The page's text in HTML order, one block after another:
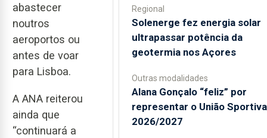
abastecer
noutros
aeroportos ou
antes de voar
para Lisboa.
A ANA reiterou
ainda que
“continuará a
Regional
Solenerge fez energia solar
ultrapassar potência da
geotermia nos Açores
Outras modalidades
Alana Gonçalo “feliz” por
representar o União
2026/2027